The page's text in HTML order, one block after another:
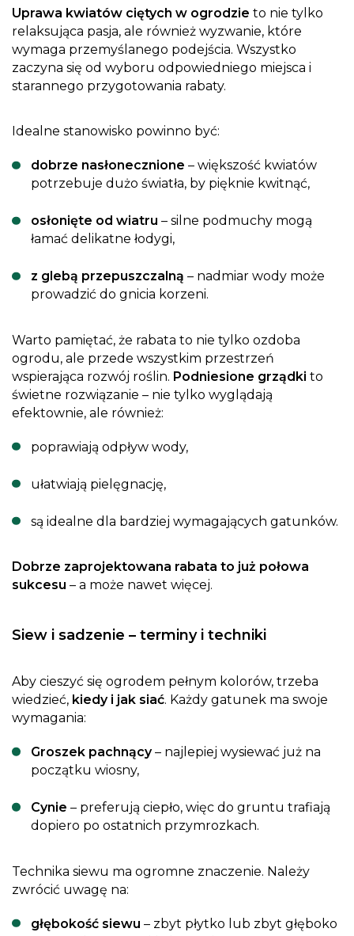
Uprawa kwiatów ciętych w ogrodzie to nie tylko
relaksująca pasja, ale również wyzwanie, które
wymaga przemyślanego podejścia. Wszystko
zaczyna się od wyboru odpowiedniego miejsca i
starannego przygotowania rabaty.
Idealne stanowisko powinno być:
dobrze nasłonecznione – większość kwiatów
potrzebuje dużo światła, by pięknie kwitnąć,
osłonięte od wiatru – silne podmuchy mogą
łamać delikatne łodygi,
z glebą przepuszczalną – nadmiar wody może
prowadzić do gnicia korzeni.
Warto pamiętać, że rabata to nie tylko ozdoba
ogrodu, ale przede wszystkim przestrzeń
wspierająca rozwój roślin. Podniesione grządki to
świetne rozwiązanie – nie tylko wyglądają
efektownie, ale również:
poprawiają odpływ wody,
ułatwiają pielęgnację,
są idealne dla bardziej wymagających gatunków.
Dobrze zaprojektowana rabata to już połowa
sukcesu – a może nawet więcej.
Siew i sadzenie – terminy i techniki
Aby cieszyć się ogrodem pełnym kolorów, trzeba
wiedzieć, kiedy i jak siać. Każdy gatunek ma swoje
wymagania:
Groszek pachnący– najlepiej wysiewać już na
początku wiosny,
Cynie – preferują ciepło, więc do gruntu trafiają
dopiero po ostatnich przymrozkach.
Technika siewu ma ogromne znaczenie. Należy
zwrócić uwagę na:
głębokość siewu – zbyt płytko lub zbyt głęboko